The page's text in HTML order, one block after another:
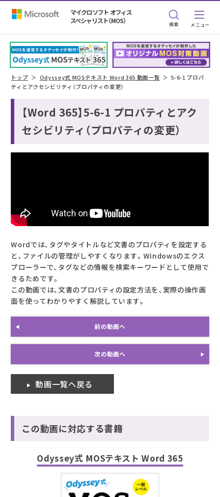
マイクロソフト オフィス
スペシャリスト（MOS）
検索
トップ Odyssey式 MOSテキスト Word 365 動画一覧
5-6-1 プロパ
ティとアクセシビリティ（プロパティの変更）
【Word 365】5-6-1 プロパティとアク
セシビリティ（プロパティの変更）
Wordでは、タグやタイトルなど文書のプロパティを設定する
と、ファイルの管理がしやすくなります。Windowsのエクス
プローラーで、タグなどの情報を検索キーワードとして使用で
きるためです。
この動画では、文書のプロパティの設定方法を、実際の操作画
面を使ってわかりやすく解説しています。
前の動画へ
次の動画へ
動画一覧へ戻る
この動画に対応する書籍
Odyssey式 MOSテキスト Word 365